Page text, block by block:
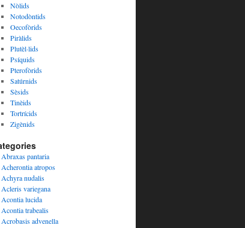
Nòlids
Notodòntids
Oecofòrids
Piràlids
Plutèl·lids
Psíquids
Pterofòrids
Satúrnids
Sèsids
Tinèids
Tortrícids
Zigènids
Abraxas pantaria
Acherontia atropos
Achyra nudalis
Acleris variegana
Acontia lucida
Acontia trabealis
Acrobasis advenella